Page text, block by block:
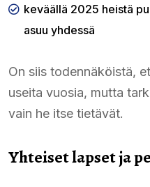
keväällä 2025 heistä
asuu yhdessä
On siis todennäköistä,
useita vuosia, mutta
vain he itse tietävät.
Yhteiset lapset ja